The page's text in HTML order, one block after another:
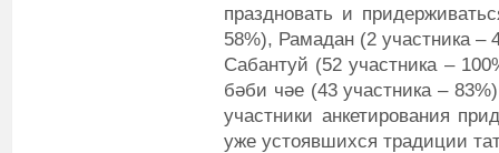
праздновать и
58%), Рамадан (2 участника –
Сабантуй (52 участника –
бәби чәе (43 участника –
участники анкетирования
уже устоявшихся традиции